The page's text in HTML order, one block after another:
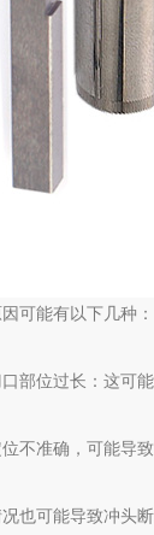
可能有以下几种：
部位过长：这可
不准确，可能导
也可能导致冲头